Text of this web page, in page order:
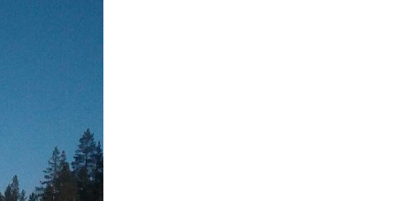
24. juni 2026